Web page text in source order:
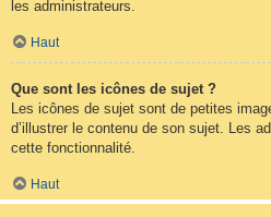
les administrateurs.
Haut
Que sont les icônes de sujet ?
Les icônes de sujet sont de petites
d’illustrer le contenu de son sujet. Les
cette fonctionnalité.
Haut